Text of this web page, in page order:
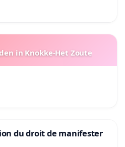
in Knokke-Het Zoute
du droit de manifester